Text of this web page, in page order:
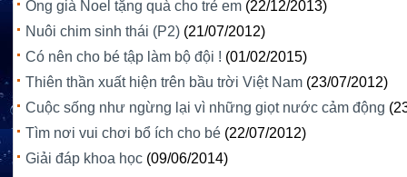
Ông già Noel tặng quà cho trẻ em (22/12/2013)
Nuôi chim sinh thái (P2) (21/07/2012)
Có nên cho bé tập làm bộ đội ! (01/02/2015)
Thiên thần xuất hiện trên bầu trời Việt Nam (23/07/2012)
Cuộc sống như ngừng lại vì những giọt nước cảm động
Tìm nơi vui chơi bổ ích cho bé (22/07/2012)
Giải đáp khoa học (09/06/2014)